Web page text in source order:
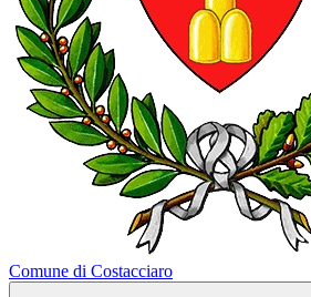
Comune di Costacciaro